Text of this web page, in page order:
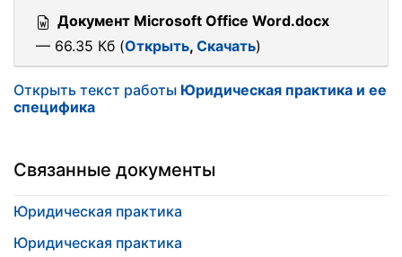
Документ Microsoft Office Word.docx
— 66.35 Кб (Открыть, Скачать)
Открыть текст работы Юридическая практика и ее
специфика
Связанные документы
Юридическая практика
Юридическая практика